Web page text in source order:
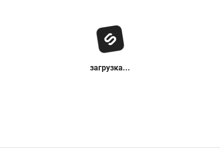
загрузка...